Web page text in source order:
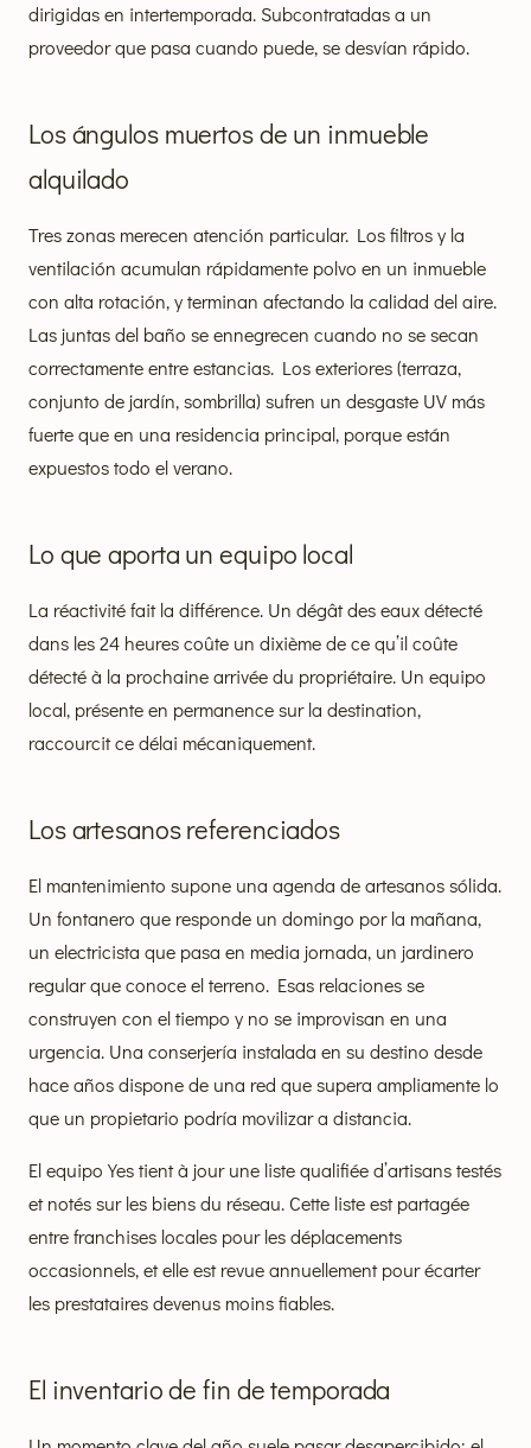
dirigidas en intertemporada. Subcontratadas a un
proveedor que pasa cuando puede, se desvían rápido.
Los ángulos muertos de un inmueble
alquilado
Tres zonas merecen atención particular. Los filtros y la
ventilación acumulan rápidamente polvo en un inmueble
con alta rotación, y terminan afectando la calidad del aire.
Las juntas del baño se ennegrecen cuando no se secan
correctamente entre estancias. Los exteriores (terraza,
conjunto de jardín, sombrilla) sufren un desgaste UV más
fuerte que en una residencia principal, porque están
expuestos todo el verano.
Lo que aporta un equipo local
La réactivité fait la différence. Un dégât des eaux détecté
dans les 24 heures coûte un dixième de ce qu’il coûte
détecté à la prochaine arrivée du propriétaire. Un equipo
local, présente en permanence sur la destination,
raccourcit ce délai mécaniquement.
Los artesanos referenciados
El mantenimiento supone una agenda de artesanos sólida.
Un fontanero que responde un domingo por la mañana,
un electricista que pasa en media jornada, un jardinero
regular que conoce el terreno. Esas relaciones se
construyen con el tiempo y no se improvisan en una
urgencia. Una conserjería instalada en su destino desde
hace años dispone de una red que supera ampliamente lo
que un propietario podría movilizar a distancia.
El equipo Yes tient à jour une liste qualifiée d’artisans testés
et notés sur les biens du réseau. Cette liste est partagée
entre franchises locales pour les déplacements
occasionnels, et elle est revue annuellement pour écarter
les prestataires devenus moins fiables.
El inventario de fin de temporada